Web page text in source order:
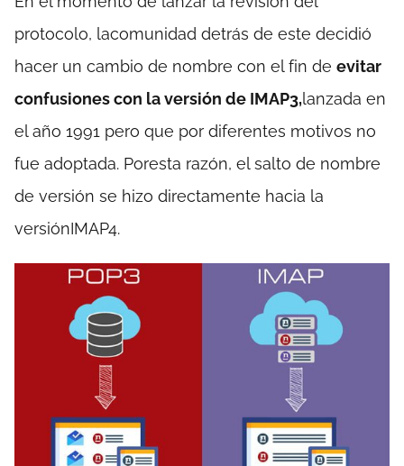
protocolo, lacomunidad detrás de este decidió
hacer un cambio de nombre con el fin de evitar
confusiones con la versión de IMAP3,lanzada en
el año 1991 pero que por diferentes motivos no
fue adoptada. Poresta razón, el salto de nombre
de versión se hizo directamente hacia la
versiónIMAP4.